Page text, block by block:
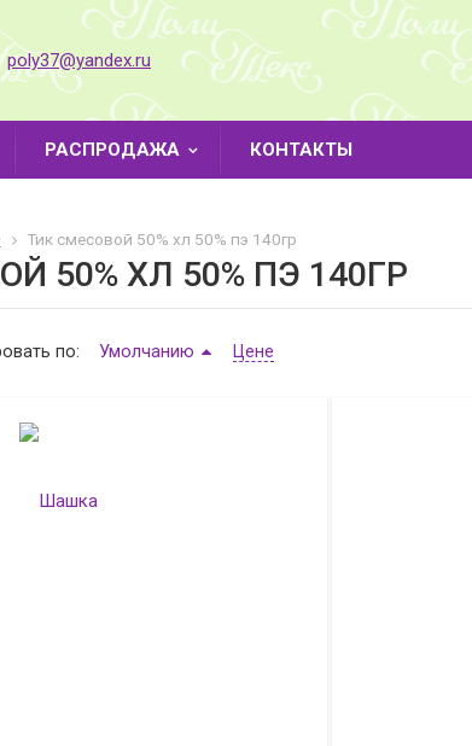
poly37@yandex.ru
РАСПРОДАЖА КОНТАКТЫ
Тик смесовой 50% хл 50% пэ 140гр
50% ХЛ 50% ПЭ 140ГР
по: Умолчанию Цене